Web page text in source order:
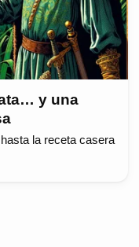
y una
la receta casera